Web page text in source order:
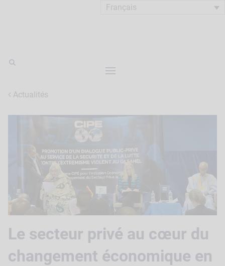
Français
Actualités
Le secteur privé au cœur du
changement économique en